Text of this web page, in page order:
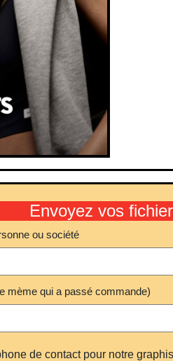
Envoyez vos
ou société
mème qui a passé commande)
de contact pour notre